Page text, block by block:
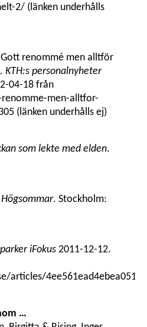
2/ (länken underhålls
renommé men alltför
KTH:s personalnyheter
04-18 från
men-alltfor-
(länken underhålls ej)
som lekte med elden.
Högsommar. Stockholm:
iFokus 2011-12-12.
articles/
…